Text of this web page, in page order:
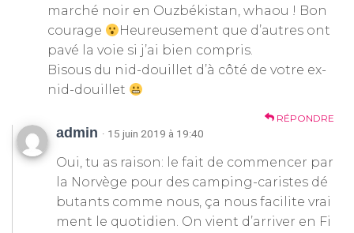
marché noir en Ouzbékistan, whaou ! Bon
courage
Heureusement que d’autres ont
pavé la voie si j’ai bien compris.
Bisous du nid-douillet d’à côté de votre ex-
nid-douillet
RÉPONDRE
admin · 15 juin 2019 à 19:40
Oui, tu as raison: le fait de commencer par
la Norvège pour des camping-caristes dé
butants comme nous, ça nous facilite vrai
ment le quotidien. On vient d’arriver en Fi